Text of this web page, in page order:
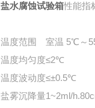
盐水腐蚀试验箱性能指
温度范围
室温 5℃～
温度均匀度≤2℃
温度波动度≤±0.5℃
盐雾沉降量1~2ml/